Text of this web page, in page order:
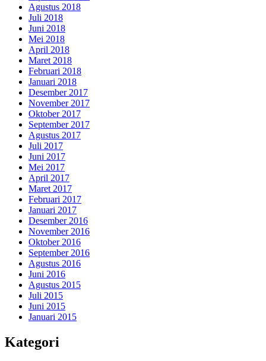
Agustus 2018
Juli 2018
Juni 2018
Mei 2018
April 2018
Maret 2018
Februari 2018
Januari 2018
Desember 2017
November 2017
Oktober 2017
September 2017
Agustus 2017
Juli 2017
Juni 2017
Mei 2017
April 2017
Maret 2017
Februari 2017
Januari 2017
Desember 2016
November 2016
Oktober 2016
September 2016
Agustus 2016
Juni 2016
Agustus 2015
Juli 2015
Juni 2015
Januari 2015
Kategori